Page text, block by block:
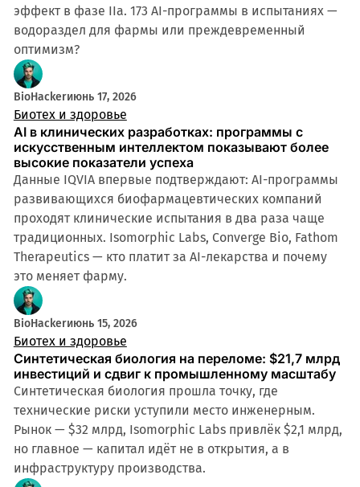
эффект в фазе IIa. 173 AI-программы в испытаниях —
водораздел для фармы или преждевременный
оптимизм?
BioHackerиюнь 17, 2026
Биотех и здоровье
AI в клинических разработках: программы с
искусственным интеллектом показывают более
высокие показатели успеха
Данные IQVIA впервые подтверждают: AI-программы
развивающихся биофармацевтических компаний
проходят клинические испытания в два раза чаще
традиционных. Isomorphic Labs, Converge Bio, Fathom
Therapeutics — кто платит за AI-лекарства и почему
это меняет фарму.
BioHackerиюнь 15, 2026
Биотех и здоровье
Синтетическая биология на переломе: $21,7 млрд
инвестиций и сдвиг к промышленному масштабу
Синтетическая биология прошла точку, где
технические риски уступили место инженерным.
Рынок — $32 млрд, Isomorphic Labs привлёк $2,1 млрд,
но главное — капитал идёт не в открытия, а в
инфраструктуру производства.